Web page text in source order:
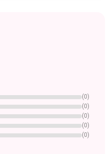
Flower Extract (Cúc La Mã),
Trà), Vaccinium Myrtillus
Officinarum (Sugar Cane)
(0)
(0)
(0)
(0)
(0)